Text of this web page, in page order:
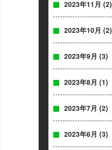
2023年11月 (2)
2023年10月 (2)
2023年9月 (3)
2023年8月 (1)
2023年7月 (2)
2023年6月 (3)